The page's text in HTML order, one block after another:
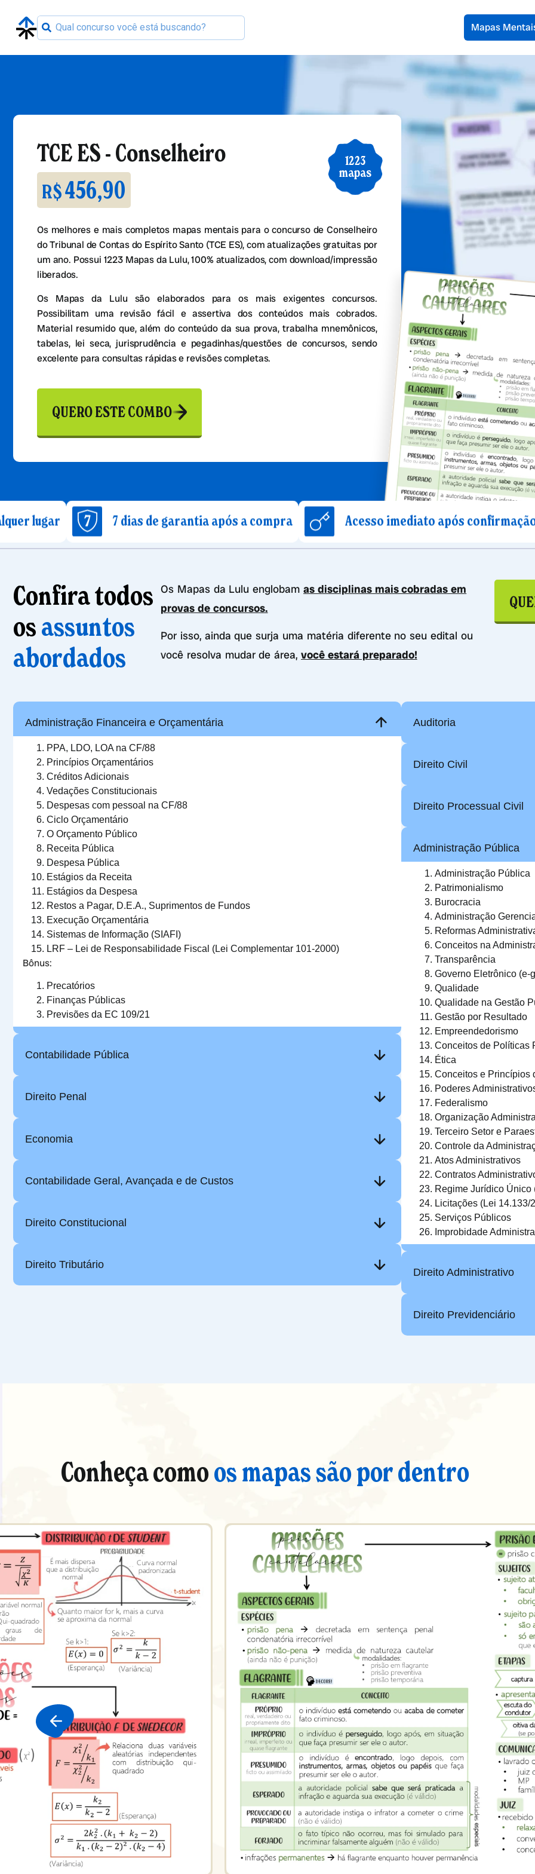
Mapas
1223
mapas
TCE ES - Conselheiro
R$456,90
Os melhores e mais completos mapas mentais para o concurso de Conselheiro
do Tribunal de Contas do Espírito Santo (TCE ES), com atualizações gratuitas por
um ano. Possui 1223 Mapas da Lulu, 100% atualizados, com download/impressão
liberados.
Os Mapas da Lulu são elaborados para os mais exigentes concursos.
Possibilitam uma revisão fácil e assertiva dos conteúdos mais cobrados.
Material resumido que, além do conteúdo da sua prova, trabalha mnemônicos,
tabelas, lei seca, jurisprudência e pegadinhas/questões de concursos, sendo
excelente para consultas rápidas e revisões completas.
QUERO ESTE COMBO
7 dias de garantia após a compra Acesso imediato após confirmação de
Confira todos
osassuntos
abordados
Os Mapas da Lulu englobam as disciplinas mais cobradas em
provas de concursos.
Por isso, ainda que surja uma matéria diferente no seu edital ou
você resolva mudar de área,você estará preparado!
Administração Financeira e Orçamentária
PPA, LDO, LOA na CF/88
Princípios Orçamentários
Créditos Adicionais
Vedações Constitucionais
Despesas com pessoal na CF/88
Ciclo Orçamentário
O Orçamento Público
Receita Pública
Despesa Pública
Estágios da Receita
Estágios da Despesa
Restos a Pagar, D.E.A., Suprimentos de Fundos
Execução Orçamentária
Sistemas de Informação (SIAFI)
LRF – Lei de Responsabilidade Fiscal (Lei Complementar 101-2000)
Bônus:
Precatórios
Finanças Públicas
Previsões da EC 109/21
Contabilidade Pública
Direito Penal
Economia
Contabilidade Geral, Avançada e de Custos
Direito Constitucional
Direito Tributário
Auditoria
Direito Civil
Direito Processual Civil
Administração Pública
Administração Pública
Patrimonialismo
Burocracia
Administração
Reformas
Conceitos na
Transparência
Governo Eletrônico (e-
Qualidade
Qualidade na Gestão
Gestão por Resultado
Empreendedorismo
Conceitos de Políticas
Ética
Conceitos e Princípios
Poderes
Federalismo
Organização
Terceiro Setor e
Controle da
Atos Administrativos
Contratos
Regime Jurídico Único
Licitações (Lei 14.133/
Serviços Públicos
Improbidade
Direito Administrativo
Direito Previdenciário
Conheça comoos mapas são por dentro